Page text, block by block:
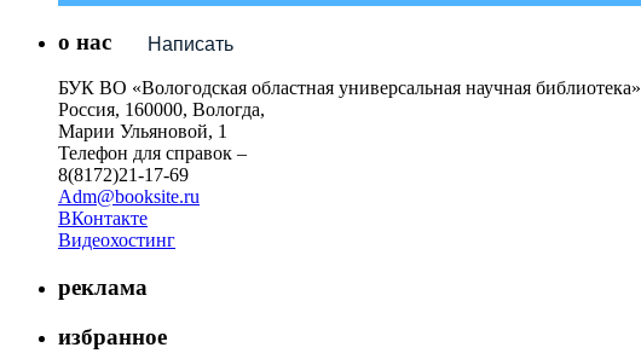
Написать
о нас
БУК ВО «Вологодская областная универсальная научная библиотека»
Россия, 160000, Вологда,
Марии Ульяновой, 1
Телефон для справок –
8(8172)21-17-69
Adm@booksite.ru
ВКонтакте
Видеохостинг
реклама
избранное